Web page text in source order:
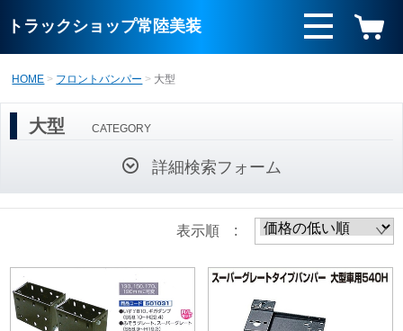
トラックショップ常陸美装
HOME フロントバンパー 大型
大型 CATEGORY
詳細検索フォーム
表示順 :